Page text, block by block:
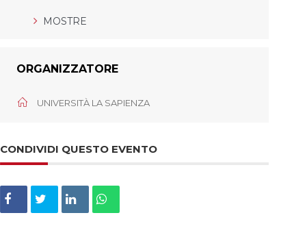
MOSTRE
ORGANIZZATORE
UNIVERSITÀ LA SAPIENZA
CONDIVIDI QUESTO EVENTO